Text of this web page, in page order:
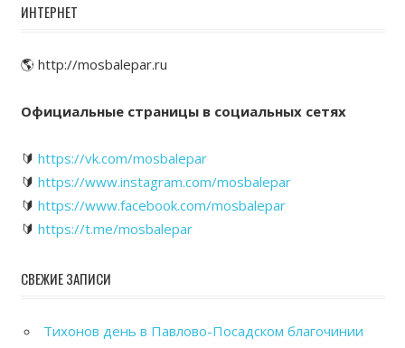
ИНТЕРНЕТ
🌎 http://mosbalepar.ru
Официальные страницы в социальных сетях
🔰 https://vk.com/mosbalepar
🔰 https://www.instagram.com/mosbalepar
🔰 https://www.facebook.com/mosbalepar
🔰 https://t.me/mosbalepar
СВЕЖИЕ ЗАПИСИ
Тихонов день в Павлово-Посадском благочинии